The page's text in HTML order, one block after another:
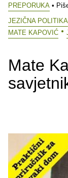
PREPORUKA •
JEZIČNA POLITIKA
MATE KAPOVIĆ
Mate